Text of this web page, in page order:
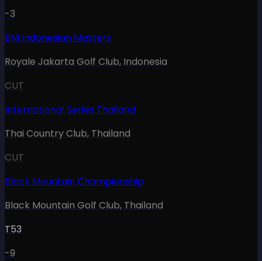
-3
BNI Indonesian Masters
Royale Jakarta Golf Club, Indonesia
CUT
International Series Thailand
Thai Country Club, Thailand
CUT
Black Mountain Championship
Black Mountain Golf Club, Thailand
T53
-9